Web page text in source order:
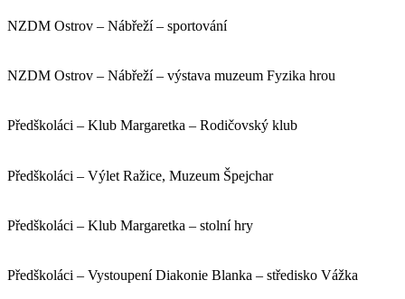
NZDM Ostrov – Nábřeží – sportování
NZDM Ostrov – Nábřeží – výstava muzeum Fyzika hrou
Předškoláci – Klub Margaretka – Rodičovský klub
Předškoláci – Výlet Ražice, Muzeum Špejchar
Předškoláci – Klub Margaretka – stolní hry
Předškoláci – Vystoupení Diakonie Blanka – středisko Vážka